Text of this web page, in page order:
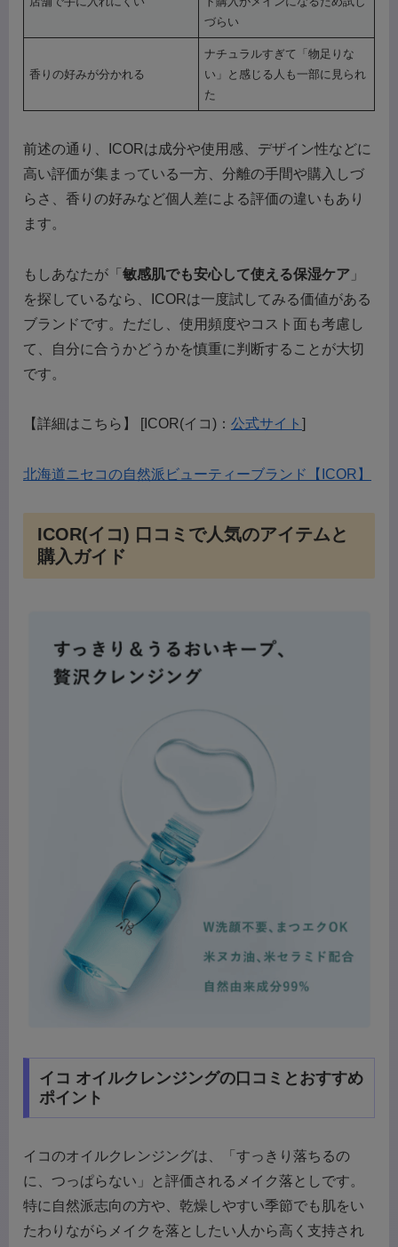
づらい
香りの好みが分かれる
ナチュラルすぎて「物足りな
い」と感じる人も一部に見られ
た
前述の通り、ICORは成分や使用感、デザイン性などに
高い評価が集まっている一方、分離の手間や購入しづ
らさ、香りの好みなど個人差による評価の違いもあり
ます。
もしあなたが「 敏感肌でも安心して使える保湿ケア 」
を探しているなら、ICORは一度試してみる価値がある
ブランドです。ただし、使用頻度やコスト面も考慮し
て、自分に合うかどうかを慎重に判断することが大切
です。
【詳細はこちら】 [ICOR(イコ)： 公式サイト ]
北海道ニセコの自然派ビューティーブランド【ICOR】
ICOR(イコ) 口コミで人気のアイテムと
購入ガイド
イコ オイルクレンジングの口コミとおすすめ
ポイント
イコのオイルクレンジングは、「すっきり落ちるの
に、つっぱらない」と評価されるメイク落としです。
特に自然派志向の方や、乾燥しやすい季節でも肌をい
たわりながらメイクを落としたい人から高く支持され